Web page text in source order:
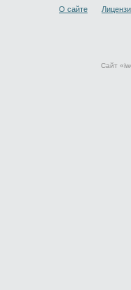
О сайте
Сайт